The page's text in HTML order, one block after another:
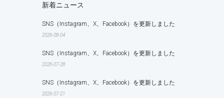
新着ニュース
SNS（Instagram、X、Facebook）を更新しました
2026-08-04
SNS（Instagram、X、Facebook）を更新しました
2026-07-28
SNS（Instagram、X、Facebook）を更新しました
2026-07-21